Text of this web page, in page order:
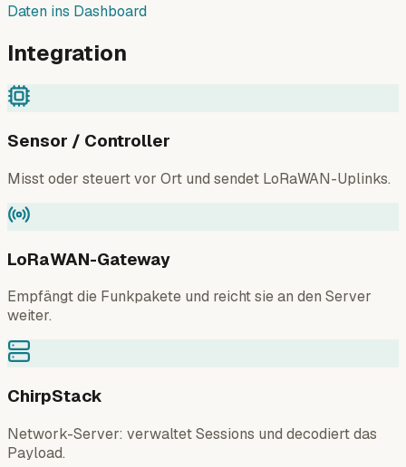
Daten ins Dashboard
Integration
Sensor / Controller
Misst oder steuert vor Ort und sendet LoRaWAN-Uplinks.
LoRaWAN-Gateway
Empfängt die Funkpakete und reicht sie an den Server
weiter.
ChirpStack
Network-Server: verwaltet Sessions und decodiert das
Payload.